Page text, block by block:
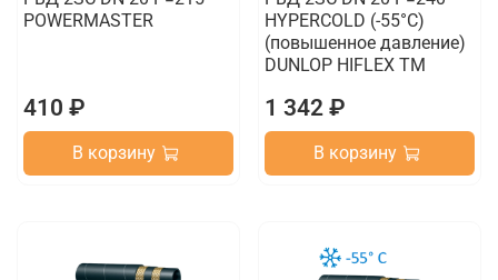
POWERMASTER
410 ₽
В корзину
HYPERCOLD (-55°C)
(повышенное давление)
DUNLOP HIFLEX TM
1 342 ₽
В корзину